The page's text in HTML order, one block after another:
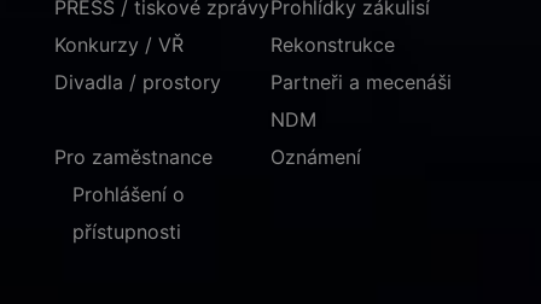
PRESS / tiskové zprávy
Konkurzy / VŘ
Divadla / prostory
Prohlídky zákulisí
Rekonstrukce
Partneři a mecenáši
NDM
Pro zaměstnance
Oznámení
Prohlášení o
přístupnosti